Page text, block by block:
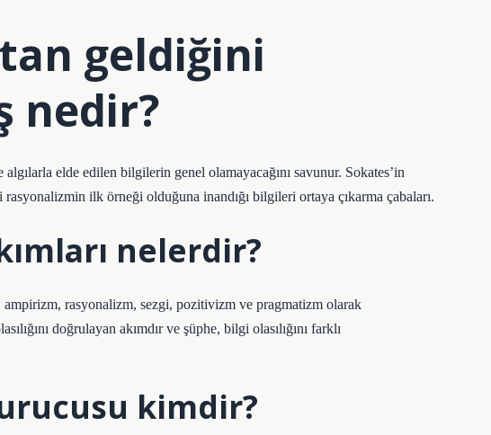
geldiğini
nedir?
elde edilen bilgilerin genel olamayacağını savunur. Sokates’in
ilk örneği olduğuna inandığı bilgileri ortaya çıkarma çabaları.
nelerdir?
rasyonalizm, sezgi, pozitivizm ve pragmatizm olarak
doğrulayan akımdır ve şüphe, bilgi olasılığını farklı
kimdir?